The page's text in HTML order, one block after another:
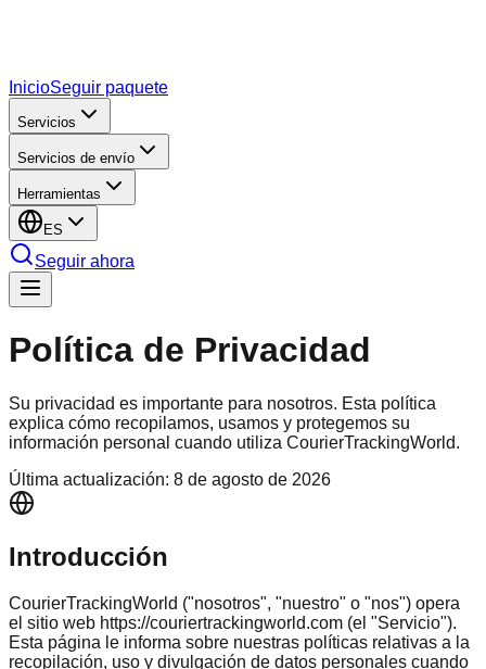
InicioSeguir paquete
Servicios
Servicios de envío
Herramientas
ES
Seguir ahora
Política de Privacidad
Su privacidad es importante para nosotros. Esta política
explica cómo recopilamos, usamos y protegemos su
información personal cuando utiliza CourierTrackingWorld.
Última actualización: 8 de agosto de 2026
Introducción
CourierTrackingWorld ("nosotros", "nuestro" o "nos") opera
el sitio web https://couriertrackingworld.com (el "Servicio").
Esta página le informa sobre nuestras políticas relativas a la
recopilación, uso y divulgación de datos personales cuando